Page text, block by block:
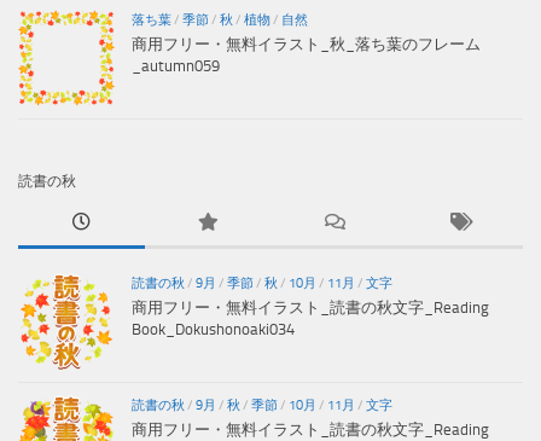
落ち葉/ 季節/ 秋 / 植物/ 自然
商用フリー・無料イラスト_秋_落ち葉のフレーム
_autumn059
読書の秋
読書の秋 / 9月 / 季節/ 秋 / 10月 / 11月 / 文字
商用フリー・無料イラスト_読書の秋文字_Reading
Book_Dokushonoaki034
読書の秋 / 9月 / 秋 / 季節/ 10月 / 11月 / 文字
商用フリー・無料イラスト_読書の秋文字_Reading